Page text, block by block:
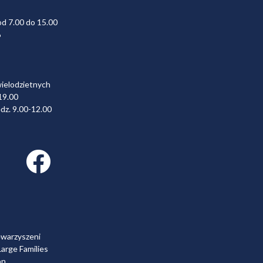
7.00 do 15.00
9.00-12.00
Facebook link
Families